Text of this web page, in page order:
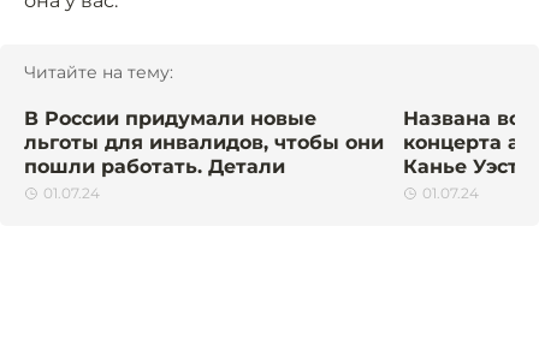
Читайте на тему:
В России придумали новые
льготы для инвалидов, чтобы они
пошли работать. Детали
01.07.24
Названа
концерта
Канье
01.07.24